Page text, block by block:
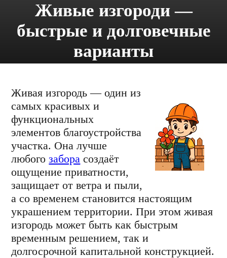
Живые изгороди —
быстрые и долговечные
варианты
Живая изгородь — один из
самых красивых и
функциональных
элементов благоустройства
участка. Она лучше
любогозабора создаёт
ощущение приватности,
защищает от ветра и пыли,
а со временем становится настоящим
украшением территории. При этом живая
изгородь может быть как быстрым
временным решением, так и
долгосрочной капитальной конструкцией.